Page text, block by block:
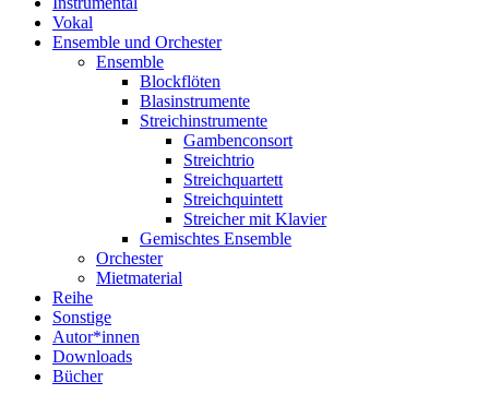
Vokal
Ensemble und Orchester
Ensemble
Blockflöten
Blasinstrumente
Streichinstrumente
Gambenconsort
Streichtrio
Streichquartett
Streichquintett
Streicher mit Klavier
Gemischtes Ensemble
Orchester
Mietmaterial
Reihe
Sonstige
Autor*innen
Downloads
Bücher